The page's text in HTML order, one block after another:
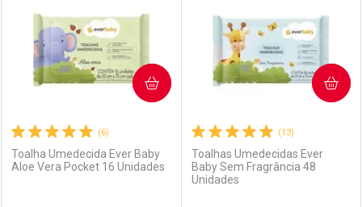
(6)
Toalha Umedecida Ever Baby
Aloe Vera Pocket 16 Unidades
COMPRAR
(13)
Toalhas Umedecidas Ever
Baby Sem Fragrância 48
Unidades
COMPRAR